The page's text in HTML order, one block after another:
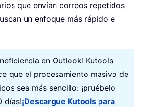
que envían correos repetidos
un enfoque más rápido e
en Outlook! Kutools
que el procesamiento masivo de
sea más sencillo: ¡pruébelo
días!¡Descargue Kutools para